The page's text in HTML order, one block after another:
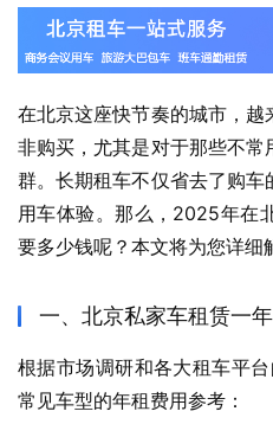
在北京这座快节奏的城市，
非购买，尤其是对于那些不
群。长期租车不仅省去了购
用车体验。那么，2025年在
要多少钱呢？本文将为您详细
一、北京私家车租赁一
根据市场调研和各大租车平
常见车型的年租费用参考：